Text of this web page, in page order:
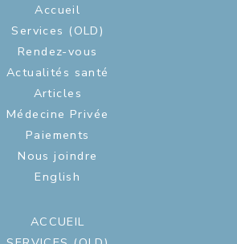
Accueil
Services (OLD)
Rendez-vous
Actualités santé
Articles
Médecine Privée
Paiements
Nous joindre
English
ACCUEIL